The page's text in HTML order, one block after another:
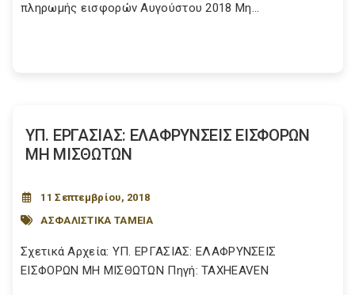
πληρωμής εισφορών Αυγούστου 2018 Μη...
ΥΠ. ΕΡΓΑΣΙΑΣ: ΕΛΑΦΡΥΝΣΕΙΣ ΕΙΣΦΟΡΩΝ
ΜΗ ΜΙΣΘΩΤΩΝ
11 Σεπτεμβρίου, 2018
ΑΣΦΑΛΙΣΤΙΚΑ ΤΑΜΕΙΑ
Σχετικά Αρχεία: ΥΠ. ΕΡΓΑΣΙΑΣ: ΕΛΑΦΡΥΝΣΕΙΣ
ΕΙΣΦΟΡΩΝ ΜΗ ΜΙΣΘΩΤΩΝ Πηγή: TAXHEAVEN